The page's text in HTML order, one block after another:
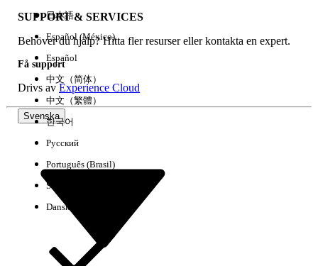
Rensa alla Klart
SUPPORT & SERVICES
Behöver du hjälp? Hitta fler resurser eller kontakta en expert.
Få support
Drivs avExperience Cloud
Svenska
日本語
Español (México)
Español
中文（简体）
中文（繁體）
한국어
Русский
Português (Brasil)
Suomi
Dansk